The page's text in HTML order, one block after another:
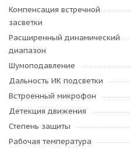
Компенсация встречной
засветки
Расширенный динамический
диапазон
Шумоподавление
Дальность ИК подсветки
Встроенный микрофон
Детекция движения
Степень защиты
Рабочая температура